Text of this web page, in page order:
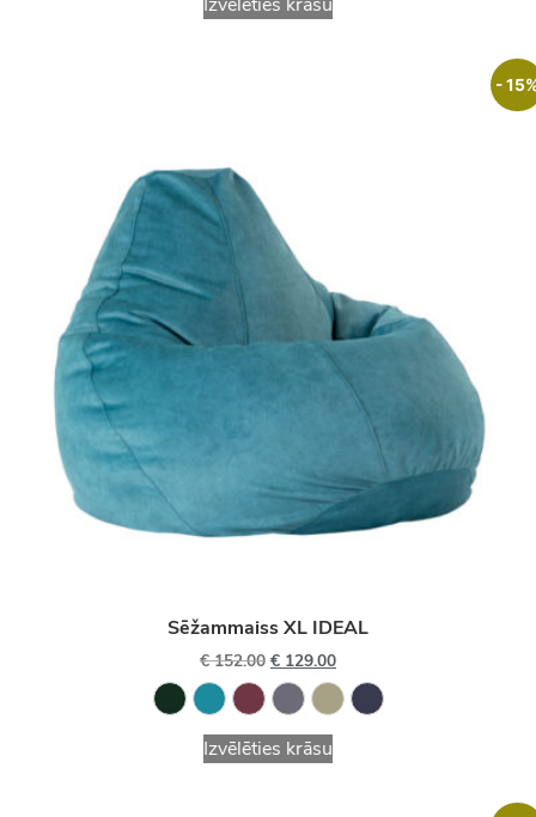
-
Sēžammaiss XL IDEAL
€152.00 € 129.00
Izvēlēties krāsu